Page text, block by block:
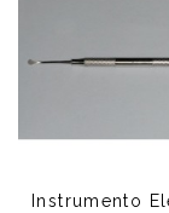
Instrumento